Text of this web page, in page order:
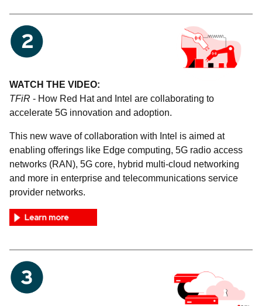
WATCH THE VIDEO:
TFiR - How Red Hat and Intel are collaborating to
accelerate 5G innovation and adoption.
This new wave of collaboration with Intel is aimed at
enabling offerings like Edge computing, 5G radio access
networks (RAN), 5G core, hybrid multi-cloud networking
and more in enterprise and telecommunications service
provider networks.